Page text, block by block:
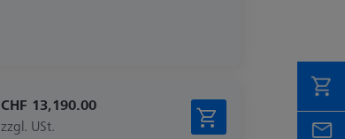
CHF 13,190.00
zzgl. USt.